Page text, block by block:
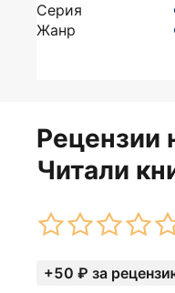
Серия
Жанр
Рецензии
Читали
+50 ₽ за